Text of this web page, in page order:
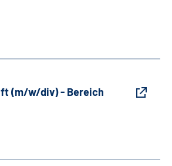
(m/w/div) - Bereich